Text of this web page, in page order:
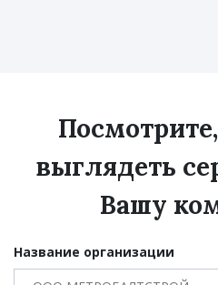
выглядеть
Вашу
Название организации